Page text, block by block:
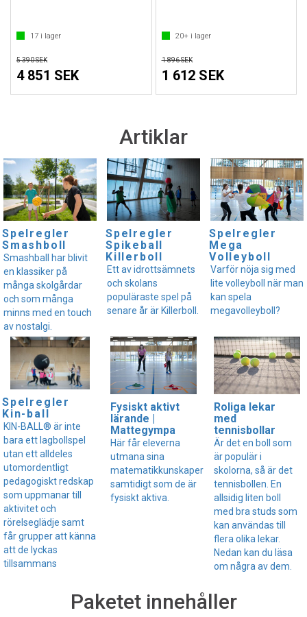
17 i lager
5 390 SEK
4 851 SEK
20+i lager
1 896 SEK
1 612 SEK
Artiklar
Spelregler
Smashboll
Smashball har blivit
en klassiker på
många skolgårdar
och som många
minns med en touch
av nostalgi.
Spelregler
Spikeball
Killerboll
Ett av idrottsämnets
och skolans
populäraste spel på
senare år är Killerboll.
Spelregler
Mega
Volleyboll
Varför nöja sig med
lite volleyboll när man
kan spela
megavolleyboll?
Spelregler
Kin-ball
KIN-BALL® är inte
bara ett lagbollspel
utan ett alldeles
utomordentligt
pedagogiskt redskap
som uppmanar till
aktivitet och
rörelseglädje samt
får grupper att känna
att de lyckas
tillsammans
Fysiskt aktivt
lärande |
Mattegympa
Här får eleverna
utmana sina
matematikkunskaper
samtidigt som de är
fysiskt aktiva.
Roliga lekar
med
tennisbollar
Är det en boll som
är populär i
skolorna, så är det
tennisbollen. En
allsidig liten boll
med bra studs som
kan användas till
flera olika lekar.
Nedan kan du läsa
om några av dem.
Paketet innehåller